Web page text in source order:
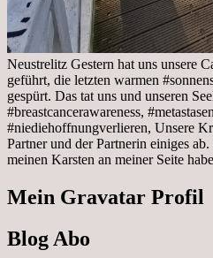
Neustrelitz Gestern hat uns unsere
geführt, die letzten warmen
gespürt. Das tat uns und unseren
#breastcancerawareness,
#niediehoffnungverlieren, Unsere
Partner und der Partnerin einiges
meinen Karsten an meiner Seite
Mein Gravatar Profil
Blog Abo